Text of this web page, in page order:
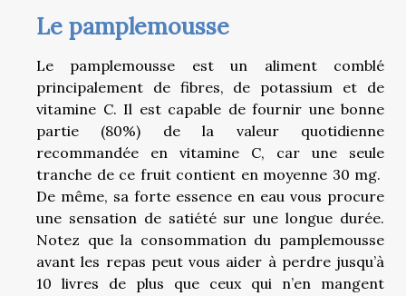
Le pamplemousse
Le pamplemousse est un aliment comblé
principalement de fibres, de potassium et de
vitamine C. Il est capable de fournir une bonne
partie (80%) de la valeur quotidienne
recommandée en vitamine C, car une seule
tranche de ce fruit contient en moyenne 30 mg.
De même, sa forte essence en eau vous procure
une sensation de satiété sur une longue durée.
Notez que la consommation du pamplemousse
avant les repas peut vous aider à perdre jusqu’à
10 livres de plus que ceux qui n’en mangent